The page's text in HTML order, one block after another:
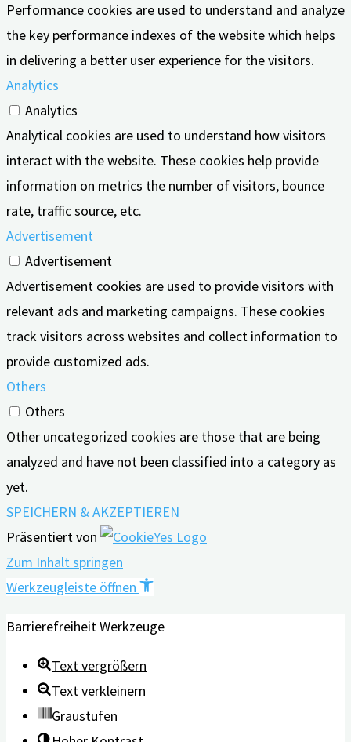
Performance cookies are used to understand and analyze
the key performance indexes of the website which helps
in delivering a better user experience for the visitors.
Analytics
Analytics
Analytical cookies are used to understand how visitors
interact with the website. These cookies help provide
information on metrics the number of visitors, bounce
rate, traffic source, etc.
Advertisement
Advertisement
Advertisement cookies are used to provide visitors with
relevant ads and marketing campaigns. These cookies
track visitors across websites and collect information to
provide customized ads.
Others
Others
Other uncategorized cookies are those that are being
analyzed and have not been classified into a category as
yet.
SPEICHERN & AKZEPTIEREN
Präsentiert von
Zum Inhalt springen
Werkzeugleiste öffnen
Barrierefreiheit Werkzeuge
Text vergrößern
Text verkleinern
Graustufen